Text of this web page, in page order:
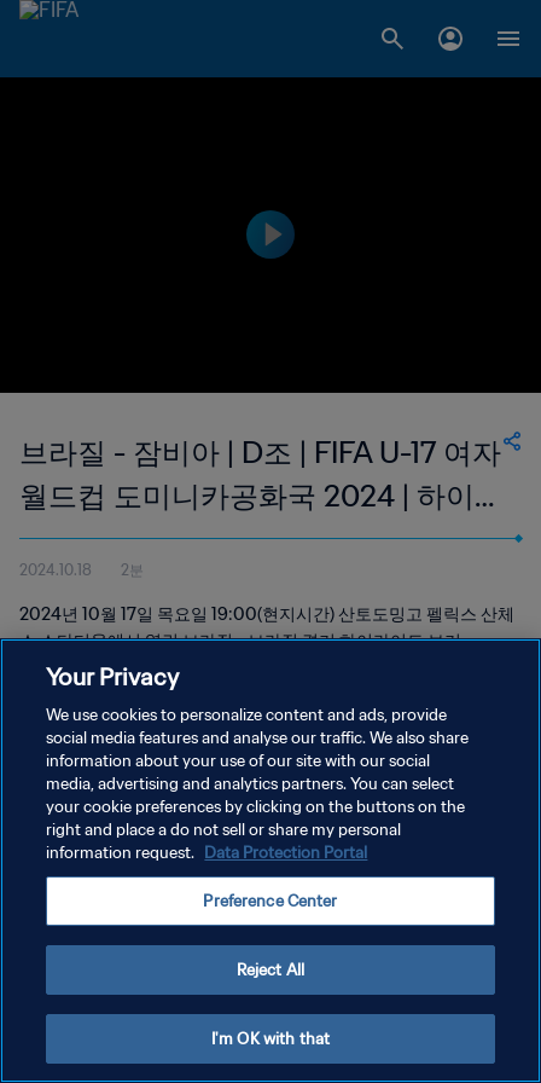
브라질 - 잠비아 | D조 | FIFA U-17 여자
월드컵 도미니카공화국 2024 | 하이
라이트
2024.10.18 2분
2024년 10월 17일 목요일 19:00(현지시간) 산토도밍고 펠릭스 산체
스 스타디움에서 열린 브라질 - 브라질 경기 하이라이트 보기
개인정보 보호정책
서비스 약관
쿠키 기본 설정 관리
Your Privacy
We use cookies to personalize content and ads, provide
social media features and analyse our traffic. We also share
information about your use of our site with our social
media, advertising and analytics partners. You can select
your cookie preferences by clicking on the buttons on the
right and place a do not sell or share my personal
information request. Data Protection Portal
Preference Center
Reject All
I'm OK with that